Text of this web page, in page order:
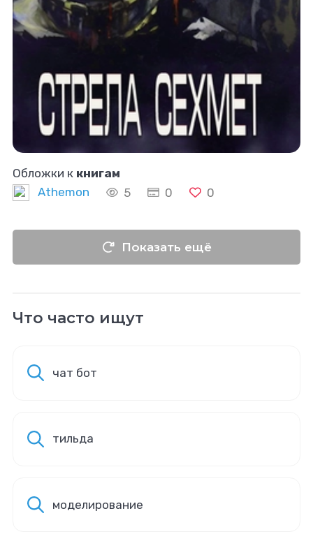
Обложки к книгам
Athemon
5 0 0
Показать ещё
Что часто ищут
чат бот
тильда
моделирование